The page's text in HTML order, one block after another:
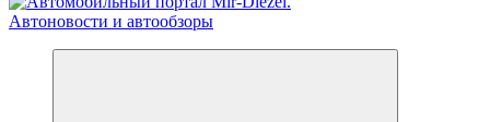
Справочник автомобилиста. Обзор новинок популярных